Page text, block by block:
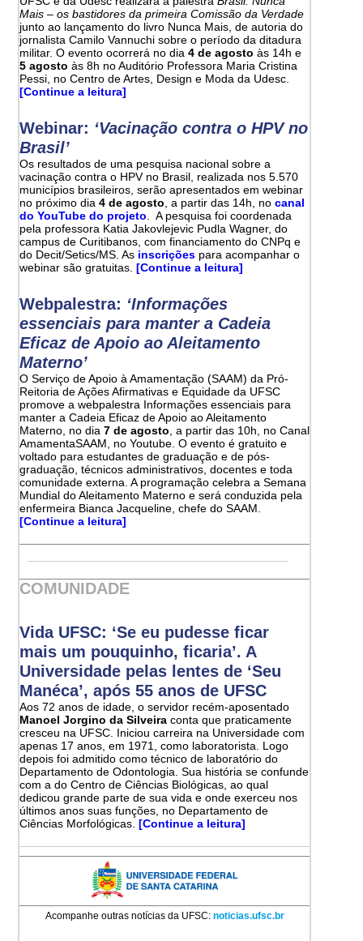
Mais – os bastidores da primeira Comissão da Verdade
junto ao lançamento do livro Nunca Mais, de autoria do
jornalista Camilo Vannuchi sobre o período da ditadura
militar. O evento ocorrerá no dia4 de agosto às 14h e
5 agosto às 8h no Auditório Professora Maria Cristina
Pessi, no Centro de Artes, Design e Moda da Udesc.
[Continue a leitura]
Webinar: ‘Vacinação contra o HPV no
Brasil’
Os resultados de uma pesquisa nacional sobre a
vacinação contra o HPV no Brasil, realizada nos 5.570
municípios brasileiros, serão apresentados em webinar
no próximo dia4 de agosto , a partir das 14h, nocanal
do YouTube do projeto . A pesquisa foi coordenada
pela professora Katia Jakovlejevic Pudla Wagner, do
campus de Curitibanos, com financiamento do CNPq e
do Decit/Setics/MS. As inscrições para acompanhar o
webinar são gratuitas. [Continue a leitura]
Webpalestra: ‘Informações
essenciais para manter a Cadeia
Eficaz de Apoio ao Aleitamento
Materno’
O Serviço de Apoio à Amamentação (SAAM) da Pró-
Reitoria de Ações Afirmativas e Equidade da UFSC
promove a webpalestra Informações essenciais para
manter a Cadeia Eficaz de Apoio ao Aleitamento
Materno, no dia7 de agosto , a partir das 10h, no Canal
AmamentaSAAM, no Youtube. O evento é gratuito e
voltado para estudantes de graduação e de pós-
graduação, técnicos administrativos, docentes e toda
comunidade externa. A programação celebra a Semana
Mundial do Aleitamento Materno e será conduzida pela
enfermeira Bianca Jacqueline, chefe do SAAM.
[Continue a leitura]
COMUNIDADE
Vida UFSC: ‘Se eu pudesse ficar
mais um pouquinho, ficaria’. A
Universidade pelas lentes de ‘Seu
Manéca’, após 55 anos de UFSC
Aos 72 anos de idade, o servidor recém-aposentado
Manoel Jorgino da Silveira conta que praticamente
cresceu na UFSC. Iniciou carreira na Universidade com
apenas 17 anos, em 1971, como laboratorista. Logo
depois foi admitido como técnico de laboratório do
Departamento de Odontologia. Sua história se confunde
com a do Centro de Ciências Biológicas, ao qual
dedicou grande parte de sua vida e onde exerceu nos
últimos anos suas funções, no Departamento de
Ciências Morfológicas. [Continue a leitura]
Acompanhe outras notícias da UFSC:noticias.ufsc.br